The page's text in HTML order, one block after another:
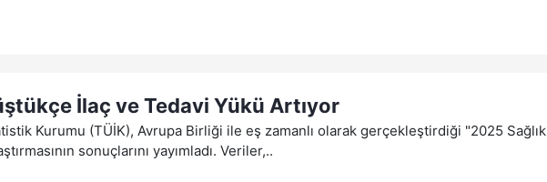
İlaç ve Tedavi Yükü Artıyor
Kurumu (TÜİK), Avrupa Birliği ile eş zamanlı olarak gerçekleştirdiği "2025 Sağlık
sonuçlarını yayımladı. Veriler,..